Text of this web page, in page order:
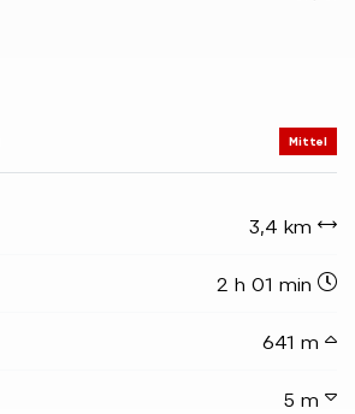
Mittel
3,4 km
2 h 01 min
641 m
5 m